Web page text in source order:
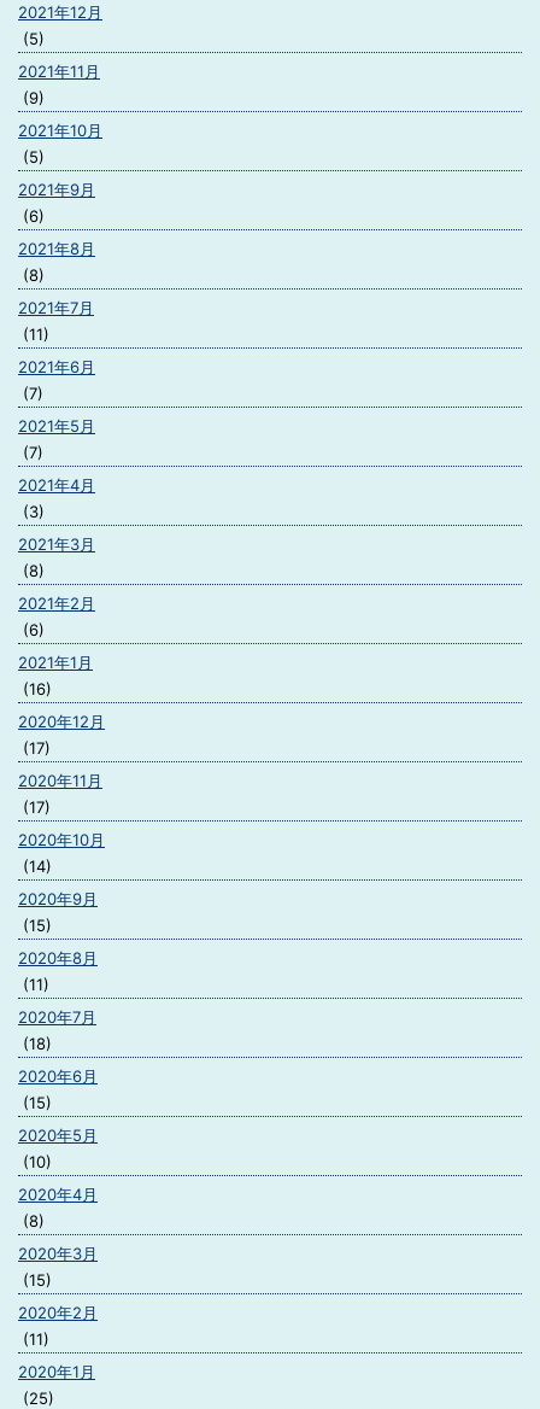
2021年12月
(5)
2021年11月
(9)
2021年10月
(5)
2021年9月
(6)
2021年8月
(8)
2021年7月
(11)
2021年6月
(7)
2021年5月
(7)
2021年4月
(3)
2021年3月
(8)
2021年2月
(6)
2021年1月
(16)
2020年12月
(17)
2020年11月
(17)
2020年10月
(14)
2020年9月
(15)
2020年8月
(11)
2020年7月
(18)
2020年6月
(15)
2020年5月
(10)
2020年4月
(8)
2020年3月
(15)
2020年2月
(11)
2020年1月
(25)